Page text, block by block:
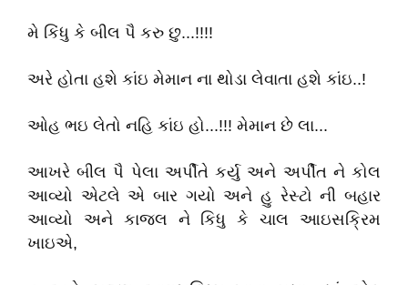
મે કિંધુ કે બીલ પૈ કરુ છુ...!!!!
અરે હોતા હશે કાંઇ મેમાન ના થોડા લેવાતા હશે કાંઇ..!
ઓહ ભઇ લેતો નહિ કાંઇ હો...!!! મેમાન છે લા...
આખરે બીલ પૈ પેલા અર્પીતે કર્યુ અને અર્પીત ને કોલ
આવ્યો એટલે એ બાર ગયો અને હુ રેસ્ટો ની બહાર
આવ્યો અને કાજલ ને કિધુ કે ચાલ આઇસક્રિમ
ખાઇએ,